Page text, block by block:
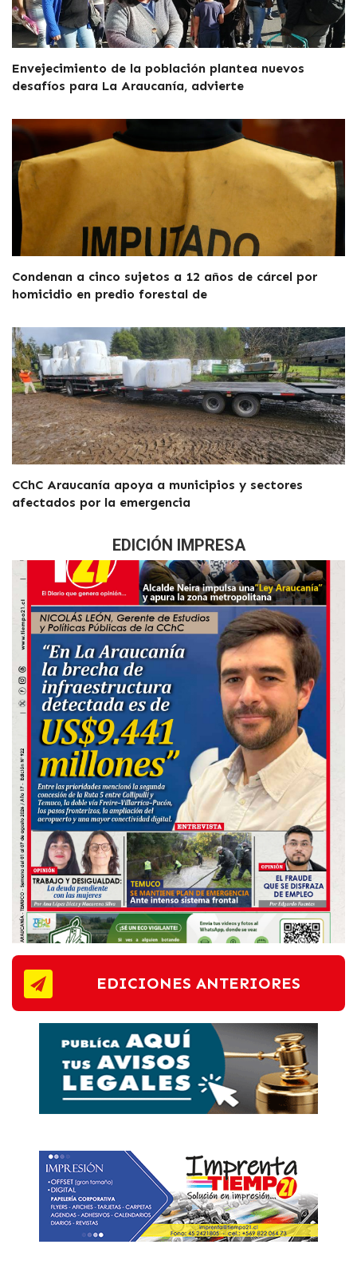
Envejecimiento de la población plantea nuevos
desafíos para La Araucanía, advierte
Condenan a cinco sujetos a 12 años de cárcel por
homicidio en predio forestal de
CChC Araucanía apoya a municipios y sectores
afectados por la emergencia
EDICIÓN IMPRESA
EDICIONES ANTERIORES